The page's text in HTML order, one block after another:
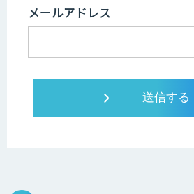
メールアドレス